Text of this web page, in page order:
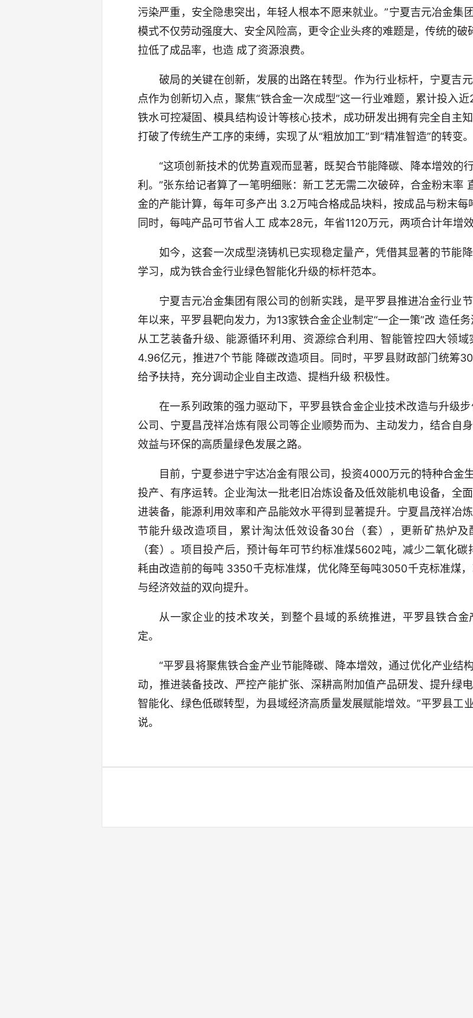
污染严重，安全隐患突出，年轻人根本不愿来就业。”宁夏吉元冶金集
模式不仅劳动强度大、安全风险高，更令企业头疼的难题是，传统的破
拉低了成品率，也造 成了资源浪费。
破局的关键在创新，发展的出路在转型。作为行业标杆，宁夏吉
点作为创新切入点，聚焦“铁合金一次成型”这一行业难题，累计投入
铁水可控凝固、模具结构设计等核心技术，成功研发出拥有完全自主
打破了传统生产工序的束缚，实现了从“粗放加工”到“精准智造”的转变。
“这项创新技术的优势直观而显著，既契合节能降碳、降本增效的
利。”张东给记者算了一笔明细账：新工艺无需二次破碎，合金粉末率
金的产能计算，每年可多产出 3.2万吨合格成品块料，按成品与粉末
同时，每吨产品可节省人工 成本28元，年省1120万元，两项合计年增
如今，这套一次成型浇铸机已实现稳定量产，凭借其显著的节能
学习，成为铁合金行业绿色智能化升级的标杆范本。
宁夏吉元冶金集团有限公司的创新实践，是平罗县推进冶金行业
年以来，平罗县靶向发力，为13家铁合金企业制定“一企一策”改 造任
从工艺装备升级、能源循环利用、资源综合利用、智能管控四大领
4.96亿元，推进7个节能 降碳改造项目。同时，平罗县财政部门统筹
给予扶持，充分调动企业自主改造、提档升级 积极性。
在一系列政策的强力驱动下，平罗县铁合金企业技术改造与升级
公司、宁夏昌茂祥冶炼有限公司等企业顺势而为、主动发力，结合自
效益与环保的高质量绿色发展之路。
目前，宁夏参进宁宇达冶金有限公司，投资4000万元的特种合金
投产、有序运转。企业淘汰一批老旧冶炼设备及低效能机电设备，全
进装备，能源利用效率和产品能效水平得到显著提升。宁夏昌茂祥冶
节能升级改造项目，累计淘汰低效设备30台（套），更新矿热炉
（套）。项目投产后，预计每年可节约标准煤5602吨，减少二氧化
耗由改造前的每吨 3350千克标准煤，优化降至每吨3050千克标准煤
与经济效益的双向提升。
从一家企业的技术攻关，到整个县域的系统推进，平罗县铁合
定。
“平罗县将聚焦铁合金产业节能降碳、降本增效，通过优化产业结
动，推进装备技改、严控产能扩张、深耕高附加值产品研发、提升绿
智能化、绿色低碳转型，为县域经济高质量发展赋能增效。”平罗县工
说。